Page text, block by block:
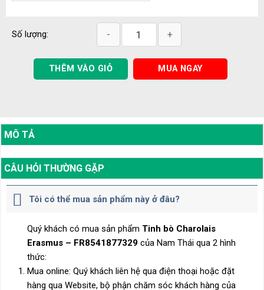
Số lượng: Tinh bò Charolais Erasmus -
THÊM VÀO GIỎ MUA NGAY
MÔ TẢ
CÂU HỎI THƯỜNG GẶP
Tôi có thể mua sản phẩm này ở đâu?
Quý khách có mua sản phẩm Tinh bò Charolais
Erasmus – FR8541877329của Nam Thái qua 2 hình
thức:
Mua online: Quý khách liên hệ qua điện thoại hoặc đặt
hàng qua Website, bộ phận chăm sóc khách hàng của